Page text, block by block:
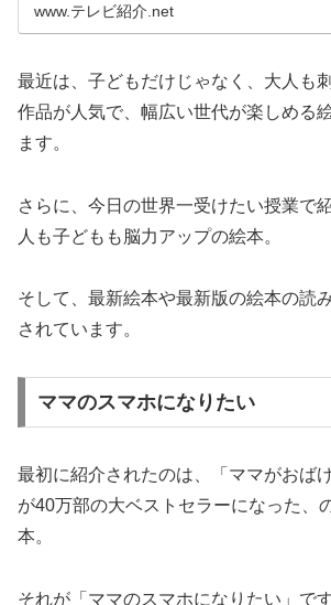
www.テレビ紹介.net
最近は、子どもだけじゃなく、大人も
作品が人気で、幅広い世代が楽しめる
ます。
さらに、今日の世界一受けたい授業で
人も子どもも脳力アップの絵本。
そして、最新絵本や最新版の絵本の読
されています。
ママのスマホになりたい
最初に紹介されたのは、「ママがおば
が40万部の大ベストセラーになった、
本。
それが「ママのスマホになりたい」です